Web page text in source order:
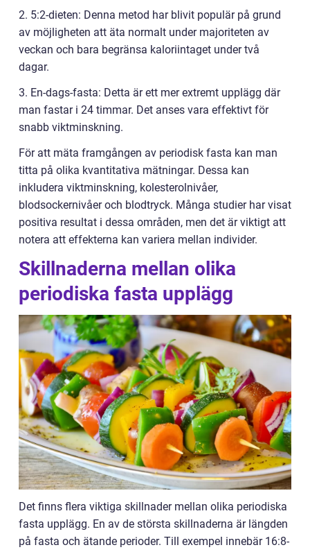
2. 5:2-dieten: Denna metod har blivit populär på grund
av möjligheten att äta normalt under majoriteten av
veckan och bara begränsa kaloriintaget under två
dagar.
3. En-dags-fasta: Detta är ett mer extremt upplägg där
man fastar i 24 timmar. Det anses vara effektivt för
snabb viktminskning.
För att mäta framgången av periodisk fasta kan man
titta på olika kvantitativa mätningar. Dessa kan
inkludera viktminskning, kolesterolnivåer,
blodsockernivåer och blodtryck. Många studier har visat
positiva resultat i dessa områden, men det är viktigt att
notera att effekterna kan variera mellan individer.
Skillnaderna mellan olika
periodiska fasta upplägg
Det finns flera viktiga skillnader mellan olika periodiska
fasta upplägg. En av de största skillnaderna är längden
på fasta och ätande perioder. Till exempel innebär 16:8-